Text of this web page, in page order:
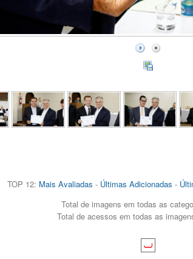
TOP 12: Mais Avaliadas - Últimas Adicionadas -
Total de imagens em todas as
Total de acessos em todas as